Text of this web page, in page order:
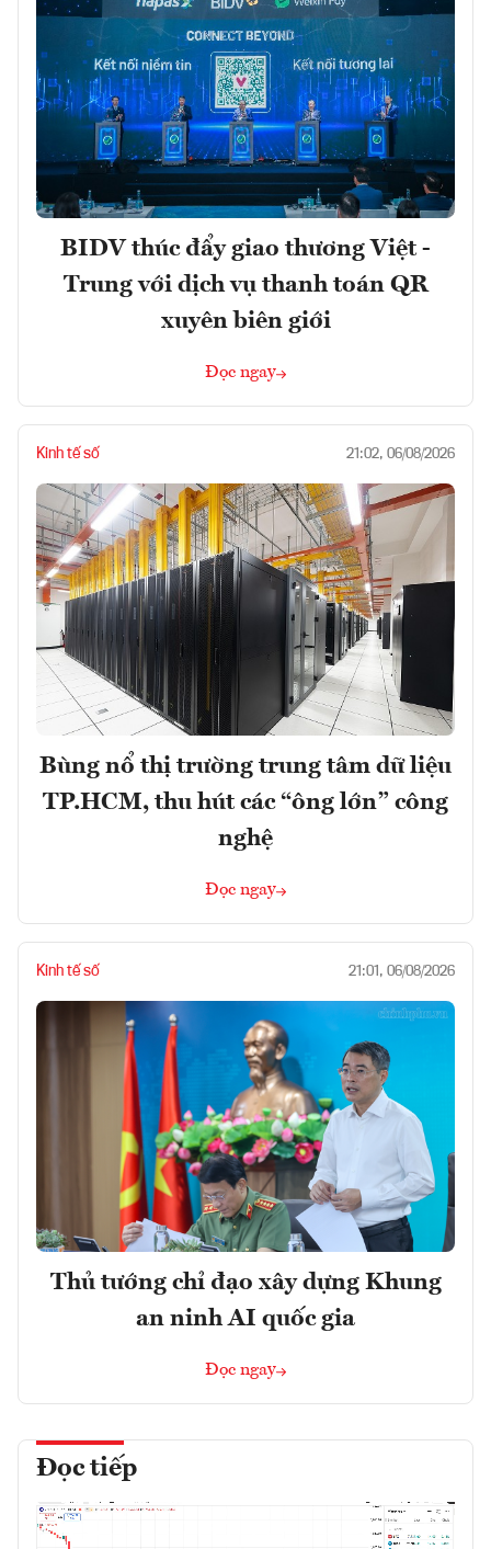
BIDV thúc đẩy giao thương Việt -
Trung với dịch vụ thanh toán QR
xuyên biên giới
Đọc ngay
Kinh tế số 21:02, 06/08/2026
Bùng nổ thị trường trung tâm dữ liệu
TP.HCM, thu hút các “ông lớn” công
nghệ
Đọc ngay
Kinh tế số 21:01, 06/08/2026
Thủ tướng chỉ đạo xây dựng Khung
an ninh AI quốc gia
Đọc ngay
Đọc tiếp